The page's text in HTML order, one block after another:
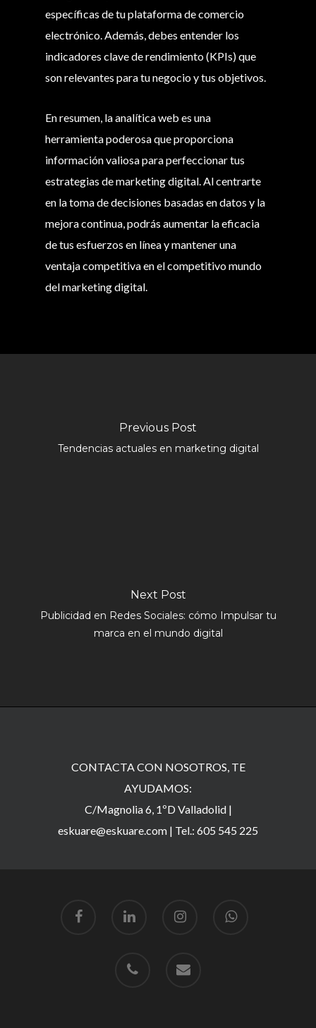
específicas de tu plataforma de comercio
electrónico. Además, debes entender los
indicadores clave de rendimiento (KPIs) que
son relevantes para tu negocio y tus objetivos.
En resumen, la analítica web es una
herramienta poderosa que proporciona
información valiosa para perfeccionar tus
estrategias de marketing digital. Al centrarte
en la toma de decisiones basadas en datos y la
mejora continua, podrás aumentar la eficacia
de tus esfuerzos en línea y mantener una
ventaja competitiva en el competitivo mundo
del marketing digital.
Previous Post
Tendencias actuales en marketing digital
Next Post
Publicidad en Redes Sociales: cómo Impulsar tu
marca en el mundo digital
CONTACTA CON NOSOTROS, TE
AYUDAMOS:
C/Magnolia 6, 1ºD Valladolid |
eskuare@eskuare.com | Tel.: 605 545 225